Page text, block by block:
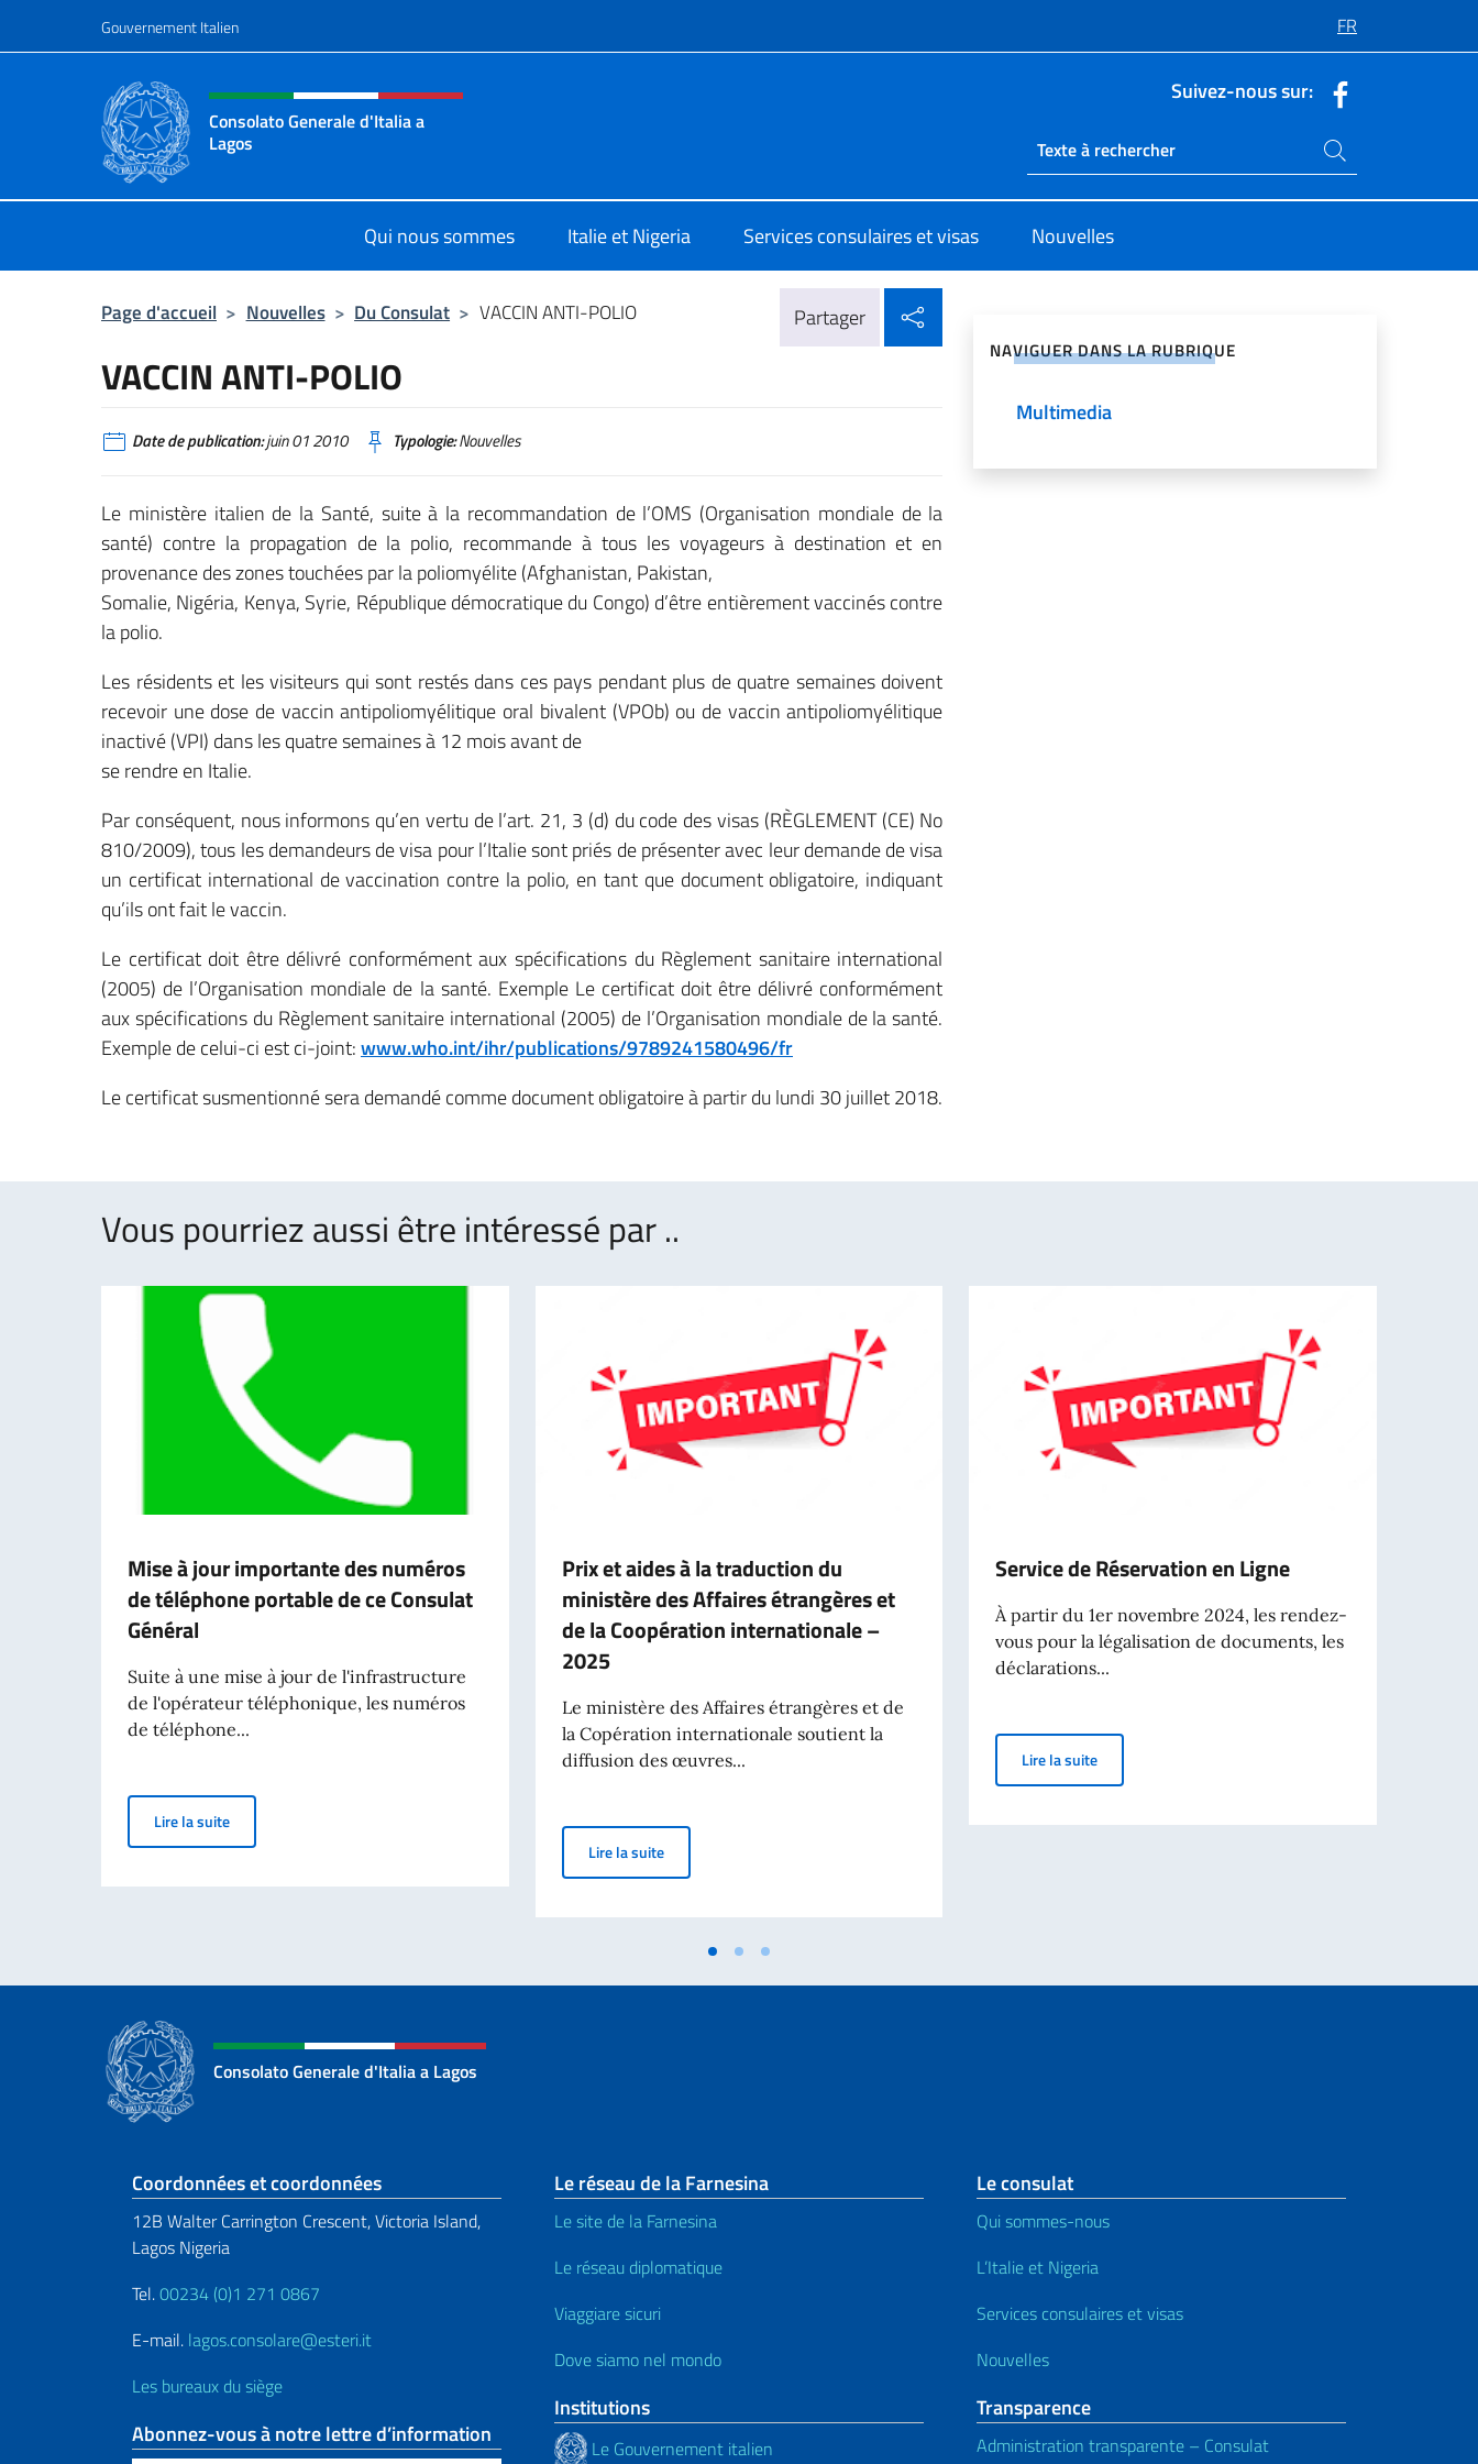
Gouvernement Italien FR
Site Web, social et en-tête de menu
Consolato Generale d'Italia a
Lagos
Suivez-nous sur:
Ricerca sito live
Rechercher dans le site
Qui nous sommes Italie et Nigeria Services consulaires et visas Nouvelles
Page d'accueil > Nouvelles > Du Consulat > VACCIN ANTI-POLIO Partager
VACCIN ANTI-POLIO
Date de publication:juin 01 2010 Typologie:Nouvelles
Le ministère italien de la Santé, suite à la recommandation de l’OMS (Organisation mondiale de la
santé) contre la propagation de la polio, recommande à tous les voyageurs à destination et en
provenance des zones touchées par la poliomyélite (Afghanistan, Pakistan,
Somalie, Nigéria, Kenya, Syrie, République démocratique du Congo) d’être entièrement vaccinés contre
la polio.
Les résidents et les visiteurs qui sont restés dans ces pays pendant plus de quatre semaines doivent
recevoir une dose de vaccin antipoliomyélitique oral bivalent (VPOb) ou de vaccin antipoliomyélitique
inactivé (VPI) dans les quatre semaines à 12 mois avant de
se rendre en Italie.
Par conséquent, nous informons qu’en vertu de l’art. 21, 3 (d) du code des visas (RÈGLEMENT (CE) No
810/2009), tous les demandeurs de visa pour l’Italie sont priés de présenter avec leur demande de visa
un certificat international de vaccination contre la polio, en tant que document obligatoire, indiquant
qu’ils ont fait le vaccin.
Le certificat doit être délivré conformément aux spécifications du Règlement sanitaire international
(2005) de l’Organisation mondiale de la santé. Exemple Le certificat doit être délivré conformément
aux spécifications du Règlement sanitaire international (2005) de l’Organisation mondiale de la santé.
Exemple de celui-ci est ci-joint:www.who.int/ihr/publications/9789241580496/fr
Le certificat susmentionné sera demandé comme document obligatoire à partir du lundi 30 juillet 2018.
NAVIGUER DANS LA RUBRIQUE
Multimedia
Vous pourriez aussi être intéressé par ..
Mise à jour importante des numéros
de téléphone portable de ce Consulat
Général
Suite à une mise à jour de l'infrastructure
de l'opérateur téléphonique, les numéros
de téléphone...
Lire la suiteMise à jour importante des numéros de téléphone portable de ce Consulat Général
Prix et aides à la traduction du
ministère des Affaires étrangères et
de la Coopération internationale –
2025
Le ministère des Affaires étrangères et de
la Copération internationale soutient la
diffusion des œuvres...
Lire la suitePrix et aides à la traduction du ministère des Affaires étrangères et de la Coopération internationale – 2025
Service de Réservation en Ligne
À partir du 1er novembre 2024, les rendez-
vous pour la légalisation de documents, les
déclarations...
Lire la suiteService de Réservation en Ligne
Consolato Generale d'Italia a Lagos
Section de pied de page
Coordonnées et coordonnées
12B Walter Carrington Crescent, Victoria Island,
Lagos Nigeria
Tel.00234 (0)1 271 0867
E-mail. lagos.consolare@esteri.it
Les bureaux du siège
Abonnez-vous à notre lettre d’information
Le réseau de la Farnesina
Le site de la Farnesina
Le réseau diplomatique
Viaggiare sicuri
Dove siamo nel mondo
Institutions
Le Gouvernement italien
Le consulat
Qui sommes-nous
L’Italie et Nigeria
Services consulaires et visas
Nouvelles
Transparence
Administration transparente – Consulat